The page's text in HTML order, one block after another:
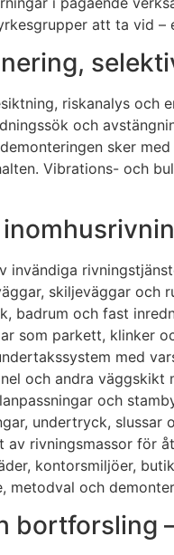
att ta vid
riskanalys och
och
sker
Vibrations- och
skiljeväggar och
badrum och fast
som parkett, klinker
med
och andra
och
undertryck,
rivningsmassor för
kontorsmiljöer,
metodval och
bortforsling